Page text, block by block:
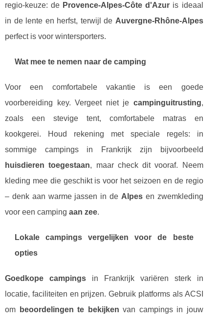
regio-keuze: de Provence-Alpes-Côte d'Azur is ideaal
in de lente en herfst, terwijl de Auvergne-Rhône-Alpes
perfect is voor wintersporters.
Wat mee te nemen naar de camping
Voor een comfortabele vakantie is een goede
voorbereiding key. Vergeet niet je campinguitrusting,
zoals een stevige tent, comfortabele matras en
kookgerei. Houd rekening met speciale regels: in
sommige campings in Frankrijk zijn bijvoorbeeld
huisdieren toegestaan, maar check dit vooraf. Neem
kleding mee die geschikt is voor het seizoen en de regio
– denk aan warme jassen in de Alpesen zwemkleding
voor een camping aan zee.
Lokale campings vergelijken voor de beste
opties
Goedkope campingsin Frankrijk variëren sterk in
locatie, faciliteiten en prijzen. Gebruik platforms als ACSI
om
beoordelingen te bekijken van campings in jouw